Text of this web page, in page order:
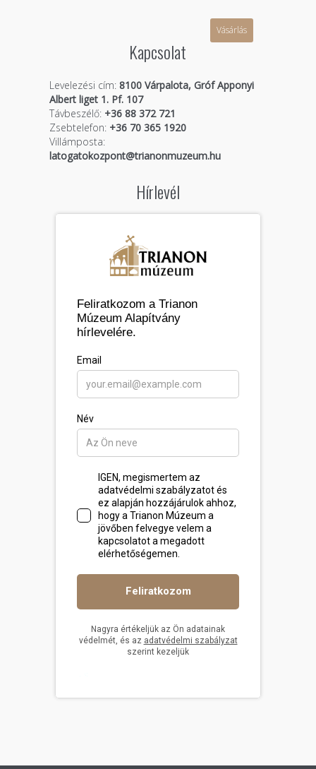
Vásárlás
Kapcsolat
Levelezési cím: 8100 Várpalota, Gróf Apponyi
Albert liget 1. Pf. 107
Távbeszélő:+36 88 372 721
Zsebtelefon:+36 70 365 1920
Villámposta:
latogatokozpont@trianonmuzeum.hu
Hírlevél